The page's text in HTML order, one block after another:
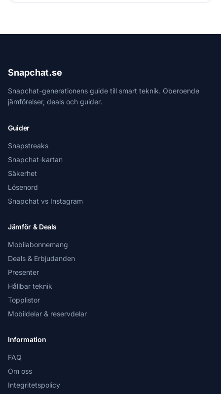
Snapchat.se
Snapchat-generationens guide till smart teknik. Oberoende
jämförelser, deals och guider.
Guider
Snapstreaks
Snapchat-kartan
Säkerhet
Lösenord
Snapchat vs Instagram
Jämför & Deals
Mobilabonnemang
Deals & Erbjudanden
Presenter
Hållbar teknik
Topplistor
Mobildelar & reservdelar
Information
FAQ
Om oss
Integritetspolicy